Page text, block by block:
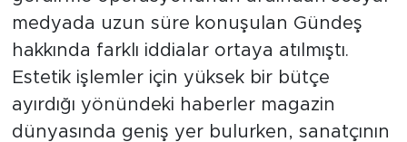
medyada uzun süre konuşulan Gündeş
hakkında farklı iddialar ortaya atılmıştı.
Estetik işlemler için yüksek bir bütçe
ayırdığı yönündeki haberler magazin
dünyasında geniş yer bulurken, sanatçının